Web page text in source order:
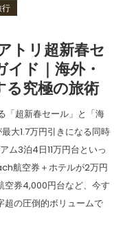
行
トリ超新春セ
イド｜海外・
る究極の旅術
「超新春セール」と「海
大1.7万円引きになる同時
ム3泊4日11万円台といっ
航空券＋ホテルが2万円
空券4,000円台など、今す
超の圧倒的ボリュームで